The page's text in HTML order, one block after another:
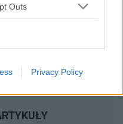
Outs
Privacy Policy